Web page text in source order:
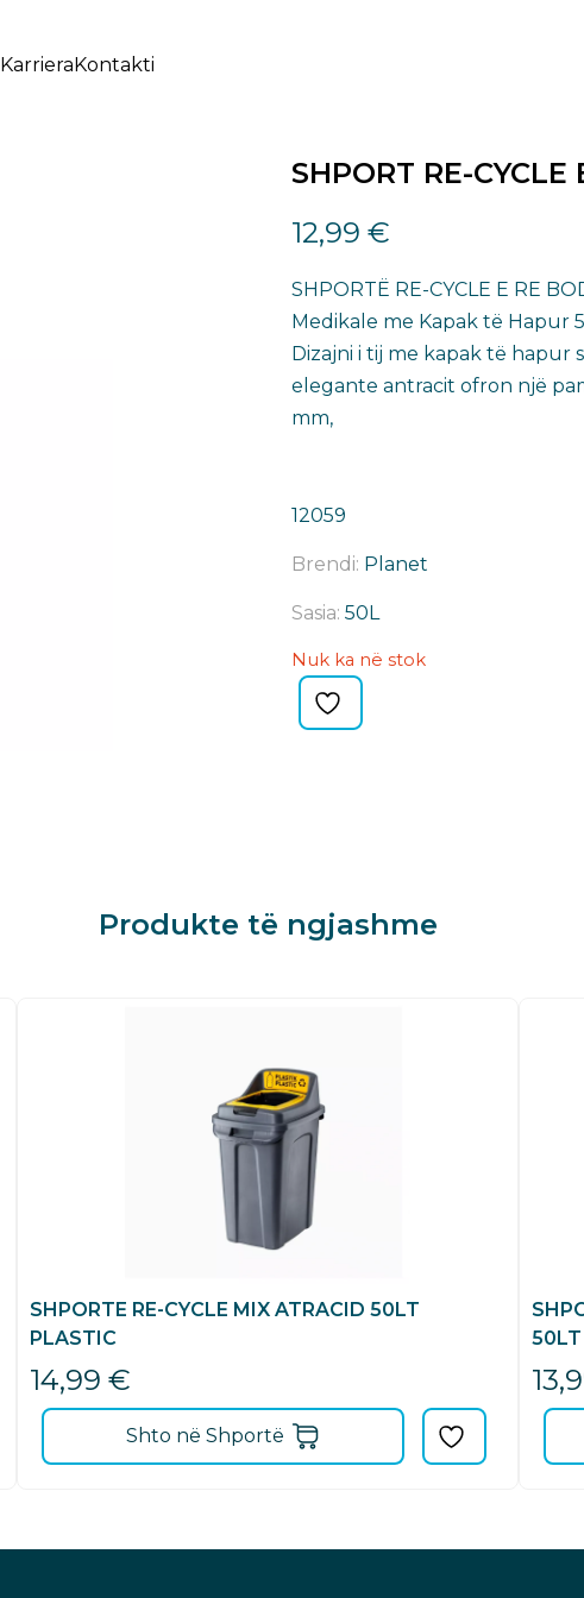
KarrieraKontakti
SHPORT RE-
12,99 €
SHPORTË RE-CYCLE E RE
Medikale me Kapak të Hapur
Dizajni i tij me kapak të hapur
elegante antracit ofron një
mm,
12059
Brendi: Planet
Sasia: 50L
Nuk ka në stok
Produkte të ngjashme
SHPORTE RE-CYCLE MIX ATRACID 50LT
PLASTIC
14,99€
Shto në Shportë